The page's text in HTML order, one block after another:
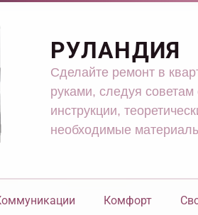
РУЛАНДИЯ
Сделайте ремонт в
руками, следуя
инструкции,
необходимые
Комфорт